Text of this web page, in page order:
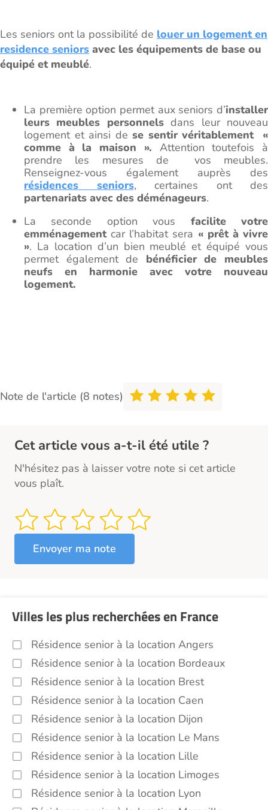
Villes les plus recherchées en France
Résidence senior à la location Angers
Résidence senior à la location Bordeaux
Résidence senior à la location Brest
Résidence senior à la location Caen
Résidence senior à la location Dijon
Résidence senior à la location Le Mans
Résidence senior à la location Lille
Résidence senior à la location Limoges
Résidence senior à la location Lyon
Les seniors ont la possibilité de louer un logement en
residence seniors avec les équipements de base ou
équipé et meublé.
La première option permet aux seniors d’installer
leurs meubles personnelsdans leur nouveau
logement et ainsi de se sentir véritablement «
comme à la maison ». Attention toutefois à
prendre les mesures de vos meubles.
Renseignez-vous également auprès des
résidences seniors, certaines ont des
partenariats avec des déménageurs.
La seconde option vous facilite votre
emménagementcar l’habitat sera « prêt à vivre
». La location d’un bien meublé et équipé vous
permet également de bénéficier de meubles
neufs en harmonie avec votre nouveau
logement.
Note de l'article (8 notes)
Cet article vous a-t-il été utile ?
N'hésitez pas à laisser votre note si cet article
vous plaît.